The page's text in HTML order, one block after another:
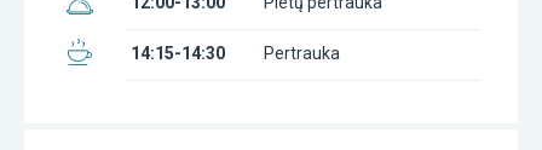
14:15-14:30 Pertrauka